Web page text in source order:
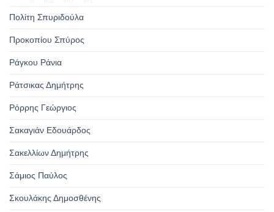
Πολίτη Σπυριδούλα
Προκοπίου Σπύρος
Ράγκου Ράνια
Ράτσικας Δημήτρης
Ρόρρης Γεώργιος
Σακαγιάν Εδουάρδος
Σακελλίων Δημήτρης
Σάμιος Παύλος
Σκουλάκης Δημοσθένης